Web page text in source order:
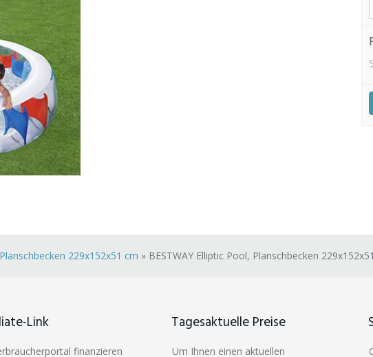
5
229x152x51 cm » BESTWAY Elliptic Pool, Planschbecken
Link
finanzieren
Tagesaktuelle Preise
Um Ihnen einen aktuellen